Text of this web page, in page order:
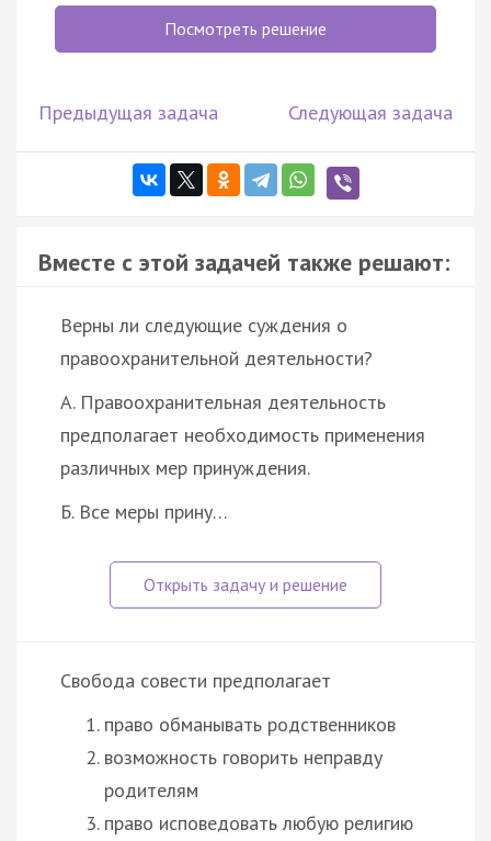
Посмотреть решение
Предыдущая задача Следующая задача
Вместе с этой задачей также решают:
Верны ли следующие суждения о
правоохранительной деятельности?
А. Правоохранительная деятельность
предполагает необходимость применения
различных мер принуждения.
Б. Все меры прину…
Свобода совести предполагает
право обманывать родственников
возможность говорить неправду
родителям
право исповедовать любую религию